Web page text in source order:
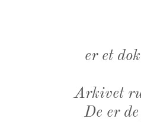
er et
Arkivet
De er